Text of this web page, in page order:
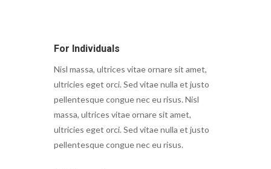
For Individuals
Nisl massa, ultrices vitae ornare sit amet,
ultricies eget orci. Sed vitae nulla et justo
pellentesque congue nec eu risus. Nisl
massa, ultrices vitae ornare sit amet,
ultricies eget orci. Sed vitae nulla et justo
pellentesque congue nec eu risus.